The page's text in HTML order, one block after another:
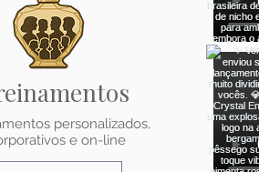
personalizados,
e on-line